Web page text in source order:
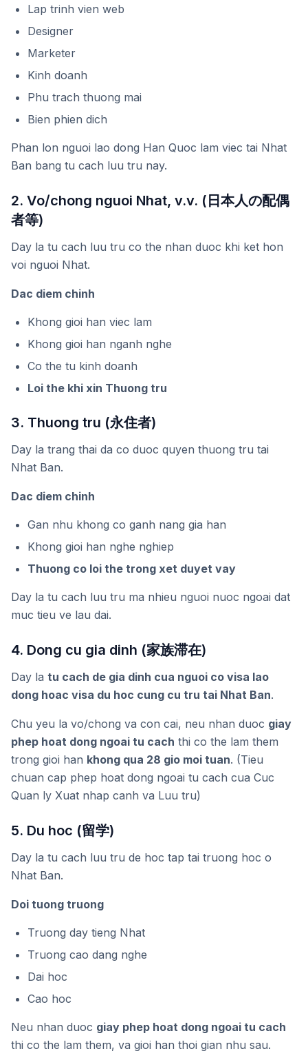
Lap trinh vien web
Designer
Marketer
Kinh doanh
Phu trach thuong mai
Bien phien dich
Phan lon nguoi lao dong Han Quoc lam viec tai Nhat
Ban bang tu cach luu tru nay.
2. Vo/chong nguoi Nhat, v.v. (日本人の配偶
者等)
Day la tu cach luu tru co the nhan duoc khi ket hon
voi nguoi Nhat.
Dac diem chinh
Khong gioi han viec lam
Khong gioi han nganh nghe
Co the tu kinh doanh
Loi the khi xin Thuong tru
3. Thuong tru (永住者)
Day la trang thai da co duoc quyen thuong tru tai
Nhat Ban.
Dac diem chinh
Gan nhu khong co ganh nang gia han
Khong gioi han nghe nghiep
Thuong co loi the trong xet duyet vay
Day la tu cach luu tru ma nhieu nguoi nuoc ngoai dat
muc tieu ve lau dai.
4. Dong cu gia dinh (家族滞在)
Day la tu cach de gia dinh cua nguoi co visa lao
dong hoac visa du hoc cung cu tru tai Nhat Ban.
Chu yeu la vo/chong va con cai, neu nhan duoc giay
phep hoat dong ngoai tu cach thi co the lam them
trong gioi han khong qua 28 gio moi tuan. (Tieu
chuan cap phep hoat dong ngoai tu cach cua Cuc
Quan ly Xuat nhap canh va Luu tru)
5. Du hoc (留学)
Day la tu cach luu tru de hoc tap tai truong hoc o
Nhat Ban.
Doi tuong truong
Truong day tieng Nhat
Truong cao dang nghe
Dai hoc
Cao hoc
Neu nhan duoc giay phep hoat dong ngoai tu cach
thi co the lam them, va gioi han thoi gian nhu sau.